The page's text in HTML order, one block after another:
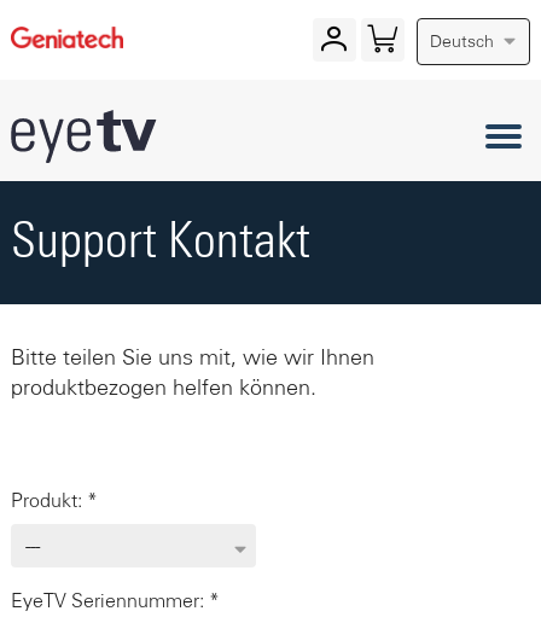
Deutsch
Support Kontakt
Bitte teilen Sie uns mit, wie wir Ihnen
produktbezogen helfen können.
Produkt: *
EyeTV Seriennummer: *